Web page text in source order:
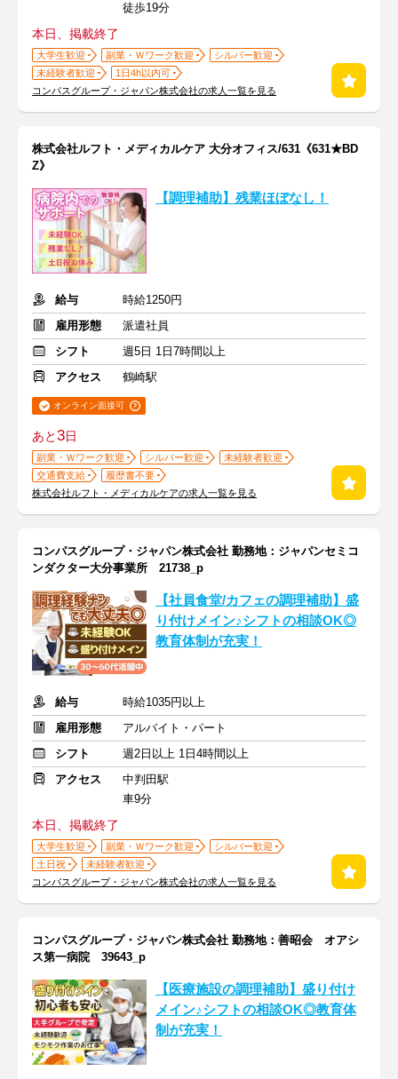
徒歩19分
本日、掲載終了
大学生歓迎 副業・Ｗワーク歓迎
シルバー歓迎
未経験者歓迎
1日4h以内可
コンパスグループ・ジャパン株式会社の求人一覧を見る
株式会社ルフト・メディカルケア 大分オフィス/631《631★BD
Z》
【調理補助】残業ほぼなし！
給与
時給1250円
雇用形態
派遣社員
シフト
週5日 1日7時間以上
アクセス
鶴崎駅
オンライン面接可
あと3日
副業・Ｗワーク歓迎 シルバー歓迎
未経験者歓迎
交通費支給
履歴書不要
株式会社ルフト・メディカルケアの求人一覧を見る
コンパスグループ・ジャパン株式会社 勤務地：ジャパンセミコ
ンダクター大分事業所 21738_p
【社員食堂/カフェの調理補助】盛
り付けメイン♪シフトの相談OK◎
教育体制が充実！
給与
時給1035円以上
雇用形態
アルバイト・パート
シフト
週2日以上 1日4時間以上
アクセス
中判田駅
車9分
本日、掲載終了
大学生歓迎 副業・Ｗワーク歓迎
シルバー歓迎
土日祝
未経験者歓迎
コンパスグループ・ジャパン株式会社の求人一覧を見る
コンパスグループ・ジャパン株式会社 勤務地：善昭会 オアシ
ス第一病院 39643_p
【医療施設の調理補助】盛り付け
メイン♪シフトの相談OK◎教育体
制が充実！